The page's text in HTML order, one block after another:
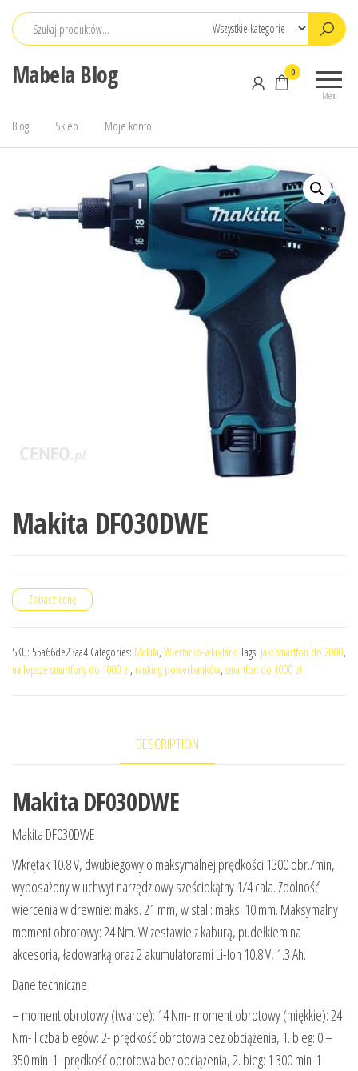
Przejdź
Mabela Blog
Menu
0
Blog Sklep Moje konto
Makita DF030DWE
Zobacz cenę
SKU: 55a66de23aa4 Categories: Makita, Wiertarko-wkrętarki Tags: jaki smartfon do 2000,
najlepsze smartfony do 1000 zł, ranking powerbanków, smartfon do 1000 zł
DESCRIPTION
Makita DF030DWE
Makita DF030DWE
Wkrętak 10.8 V, dwubiegowy o maksymalnej prędkości 1300 obr./min,
wyposażony w uchwyt narzędziowy sześciokątny 1/4 cala. Zdolność
wiercenia w drewnie: maks. 21 mm, w stali: maks. 10 mm. Maksymalny
moment obrotowy: 24 Nm. W zestawie z kaburą, pudełkiem na
akcesoria, ładowarką oraz 2 akumulatorami Li-Ion 10.8 V, 1.3 Ah.
Dane techniczne
– moment obrotowy (twarde): 14 Nm- moment obrotowy (miękkie): 24
Nm- liczba biegów: 2- prędkość obrotowa bez obciążenia, 1. bieg: 0 –
350 min-1- prędkość obrotowa bez obciążenia, 2. bieg: 1 300 min-1-